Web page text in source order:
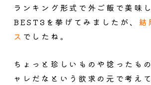
ランキング形式で外ご飯で美味
BEST3を挙げてみましたが、 結
ス でしたね。
ちょっと珍しいものや捻ったも
ャレだなという欲求の元で考え